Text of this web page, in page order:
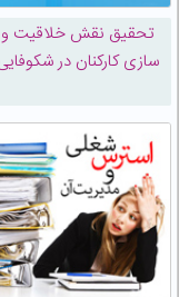
تحقیق نقش خلاقيت و
سازی کارکنان در